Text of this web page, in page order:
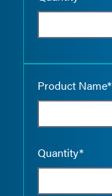
Product Name*
Quantity*